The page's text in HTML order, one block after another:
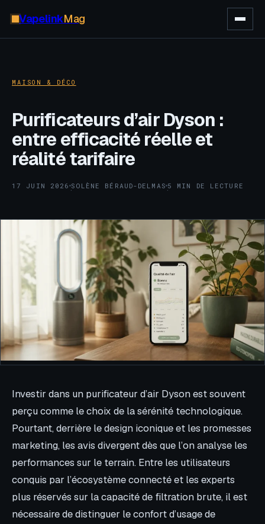
VapelinkMag
MAISON & DÉCO
Purificateurs d’air Dyson :
entre efficacité réelle et
réalité tarifaire
17 JUIN 2026·SOLÈNE BÉRAUD-DELMAS ·
5 MIN DE LECTURE
Investir dans un purificateur d’air Dyson est souvent
perçu comme le choix de la sérénité technologique.
Pourtant, derrière le design iconique et les promesses
marketing, les avis divergent dès que l’on analyse les
performances sur le terrain. Entre les utilisateurs
conquis par l’écosystème connecté et les experts
plus réservés sur la capacité de filtration brute, il est
nécessaire de distinguer le confort d’usage de